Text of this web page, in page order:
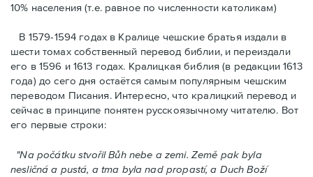
10% населения (т.е. равнoe по численности католикам)
В 1579-1594 годах в Кралице чешские братья издали в
шести томах собственный перевод библии, и переиздали
егo в 1596 и 1613 годах. Кралицкая библия (в редакции 1613
года) до сего дня остаётся самым популярным чешским
переводом Писания. Интересно, что кралицкий перевод и
сейчас в принципе понятен русскоязычному читателю. Вот
его первые строки:
"Na počátku stvořil Bůh nebe a zemi. Země pak byla
nesličná a pustá, a tma byla nad propastí, a Duch Boží